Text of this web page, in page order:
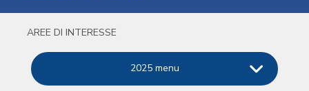
AREE DI INTERESSE
2025 menu